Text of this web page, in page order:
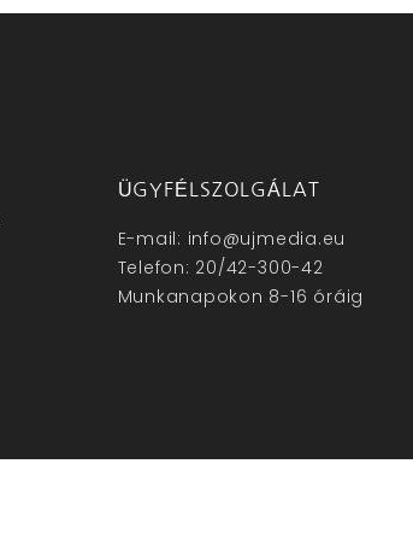
ÜGYFÉLSZOLGÁLAT
E-mail: info@ujmedia.eu
Telefon: 20/42-300-42
Munkanapokon 8-16 óráig